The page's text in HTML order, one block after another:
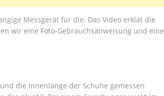
Messgerät für die. Das Video erklät die
wir eine Foto-Gebrauchsanweisung und eine
die Innenlänge der Schuhe gemessen